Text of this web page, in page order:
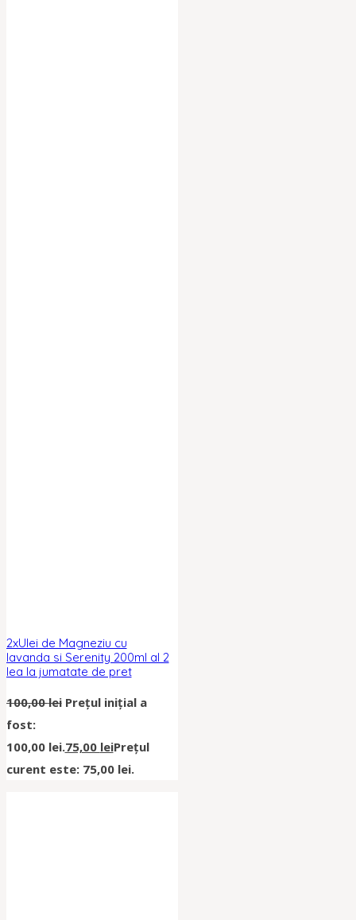
2xUlei de Magneziu cu
lavanda si Serenity 200ml al 2
lea la jumatate de pret
100,00lei Prețul inițial a
fost:
100,00 lei.75,00 leiPrețul
curent este: 75,00 lei.